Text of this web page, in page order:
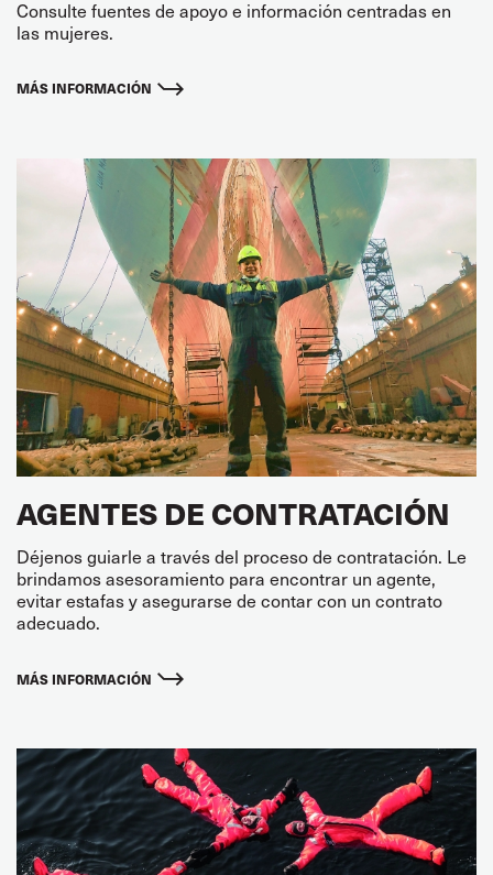
Consulte fuentes de apoyo e información centradas en
las mujeres.
MÁS INFORMACIÓN
AGENTES DE CONTRATACIÓN
Déjenos guiarle a través del proceso de contratación. Le
brindamos asesoramiento para encontrar un agente,
evitar estafas y asegurarse de contar con un contrato
adecuado.
MÁS INFORMACIÓN